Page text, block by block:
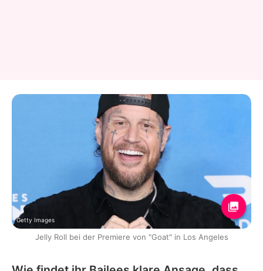
Getty Images
Jelly Roll bei der Premiere von "Goat" in Los Angeles